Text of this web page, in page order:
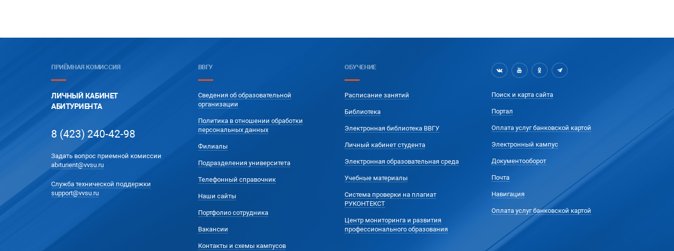
ПРИЁМНАЯ КОМИССИЯ
ЛИЧНЫЙ КАБИНЕТ
АБИТУРИЕНТА
8 (423) 240-42-98
Задать вопрос приемной комиссии
abiturient@vvsu.ru
Служба технической поддержки
support@vvsu.ru
ВВГУ
Сведения об образовательной
организации
Политика в отношении обработки
персональных данных
Филиалы
Подразделения университета
Телефонный справочник
Наши сайты
Портфолио сотрудника
Вакансии
Контакты и схемы кампусов
ОБУЧЕНИЕ
Расписание занятий
Библиотека
Электронная библиотека ВВГУ
Личный кабинет студента
Электронная образовательная среда
Учебные материалы
Система проверки на плагиат
РУКОНТЕКСТ
Центр мониторинга и развития
профессионального образования
Поиск и карта сайта
Портал
Оплата услуг банковской картой
Электронный кампус
Документооборот
Почта
Навигация
Оплата услуг банковской картой